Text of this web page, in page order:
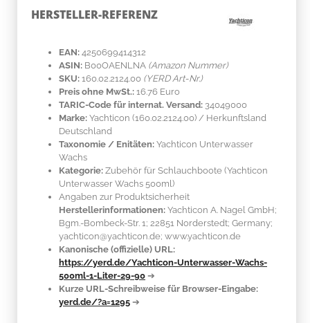
HERSTELLER-REFERENZ
EAN: 4250699414312
ASIN: B00OAENLNA (Amazon Nummer)
SKU: 160.02.2124.00 (YERD Art-Nr.)
Preis ohne MwSt.: 16.76 Euro
TARIC-Code für internat. Versand: 34049000
Marke: Yachticon (160.02.2124.00) / Herkunftsland
Deutschland
Taxonomie / Enitäten: Yachticon Unterwasser
Wachs
Kategorie: Zubehör für Schlauchboote (Yachticon
Unterwasser Wachs 500ml)
Angaben zur Produktsicherheit
Herstellerinformationen: Yachticon A. Nagel GmbH;
Bgm.-Bombeck-Str. 1; 22851 Norderstedt; Germany;
yachticon@yachticon.de; www.yachticon.de
Kanonische (offizielle) URL:
https://yerd.de/Yachticon-Unterwasser-Wachs-
500ml-1-Liter-29-90 ➔
Kurze URL-Schreibweise für Browser-Eingabe:
yerd.de/?a=1295 ➔